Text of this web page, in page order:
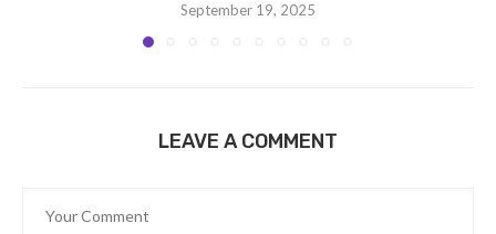
September 19, 2025
LEAVE A COMMENT